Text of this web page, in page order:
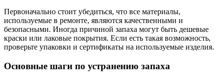
Первоначально стоит убедиться, что все материалы,
используемые в ремонте, являются качественными и
безопасными. Иногда причиной запаха могут быть дешевые
краски или лаковые покрытия. Если есть такая возможность,
проверьте упаковки и сертификаты на используемые изделия.
Основные шаги по устранению запаха